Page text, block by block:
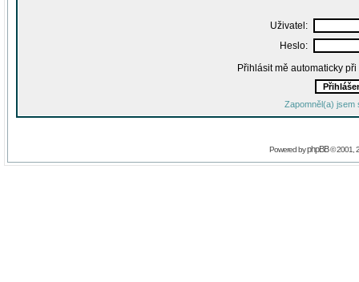
Uživatel:
Heslo:
Přihlásit mě automaticky
Zapomněl(a) jsem
Powered byphpBB© 2001,